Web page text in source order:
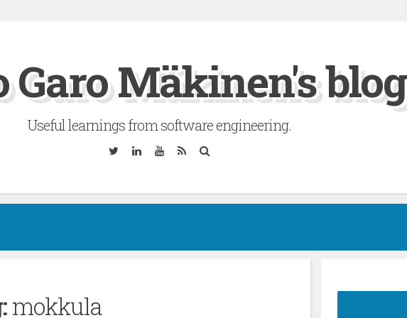
Garo Mäkinen's blog
Useful learnings from software engineering.
TwitterLinkedinYouTube
RSS
mokkula